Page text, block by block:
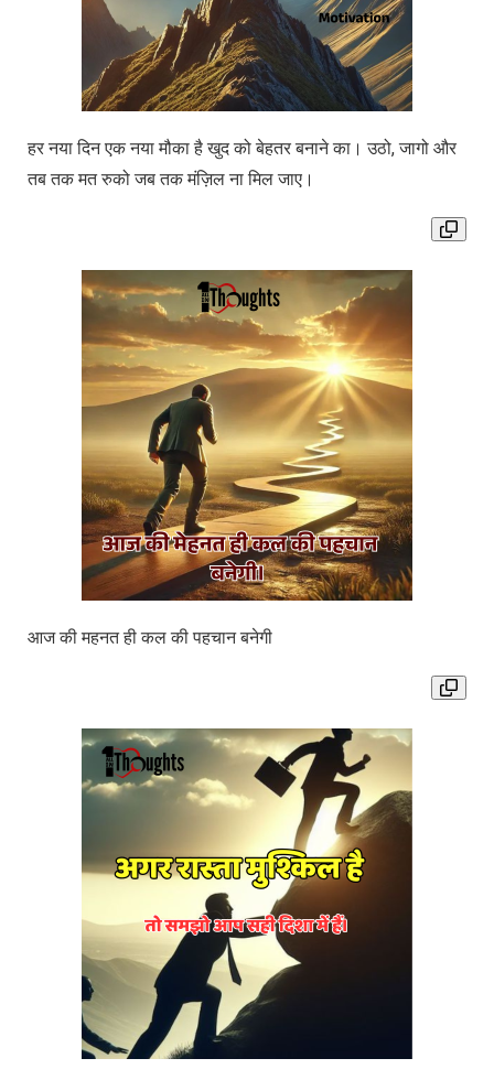
हर नया दिन एक नया मौका है खुद को बेहतर बनाने का। उठो, जागो और
तब तक मत रुको जब तक मंज़िल ना मिल जाए।
आज की महनत ही कल की पहचान बनेगी